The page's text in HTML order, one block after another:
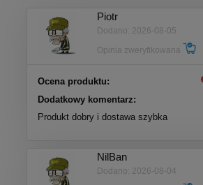
Piotr
Dodano: 2026-08-05
Opinia zweryfikowana
Ocena produktu:
Dodatkowy komentarz:
Produkt dobry i dostawa szybka
NilBan
Dodano: 2026-08-04